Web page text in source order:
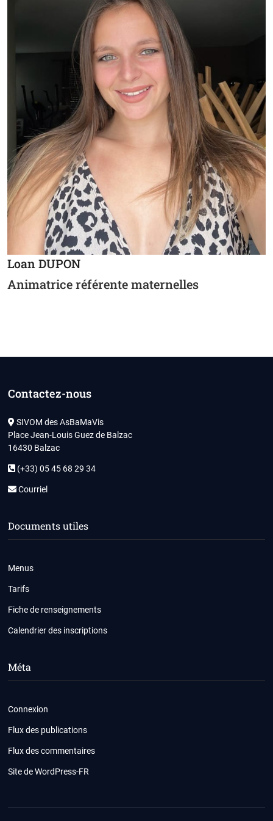
Loan DUPON
Animatrice référente maternelles
Contactez-nous
SIVOM des AsBaMaVis
Place Jean-Louis Guez de Balzac
16430 Balzac
(+33) 05 45 68 29 34
Courriel
Documents utiles
Menus
Tarifs
Fiche de renseignements
Calendrier des inscriptions
Méta
Connexion
Flux des publications
Flux des commentaires
Site de WordPress-FR